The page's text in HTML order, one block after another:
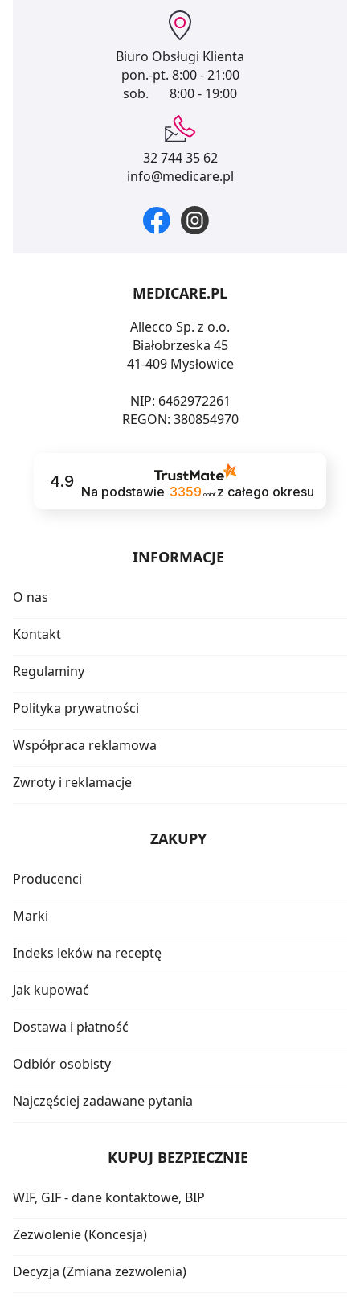
Biuro Obsługi Klienta
pon.-pt. 8:00 - 21:00
sob.
8:00 - 19:00
32 744 35 62
info@medicare.pl
MEDICARE.PL
Allecco Sp. z o.o.
Białobrzeska 45
41-409 Mysłowice
NIP: 6462972261
REGON: 380854970
4.9
Na podstawie 3359 opinii z całego okresu
INFORMACJE
O nas
Kontakt
Regulaminy
Polityka prywatności
Współpraca reklamowa
Zwroty i reklamacje
ZAKUPY
Producenci
Marki
Indeks leków na receptę
Jak kupować
Dostawa i płatność
Odbiór osobisty
Najczęściej zadawane pytania
KUPUJ BEZPIECZNIE
WIF, GIF - dane kontaktowe, BIP
Zezwolenie (Koncesja)
Decyzja (Zmiana zezwolenia)